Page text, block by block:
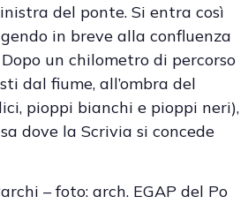
del ponte. Si entra così
in breve alla confluenza
un chilometro di percorso
dal fiume, all’ombra del
pioppi bianchi e pioppi neri),
dove la Scrivia si concede
– foto: arch. EGAP del Po